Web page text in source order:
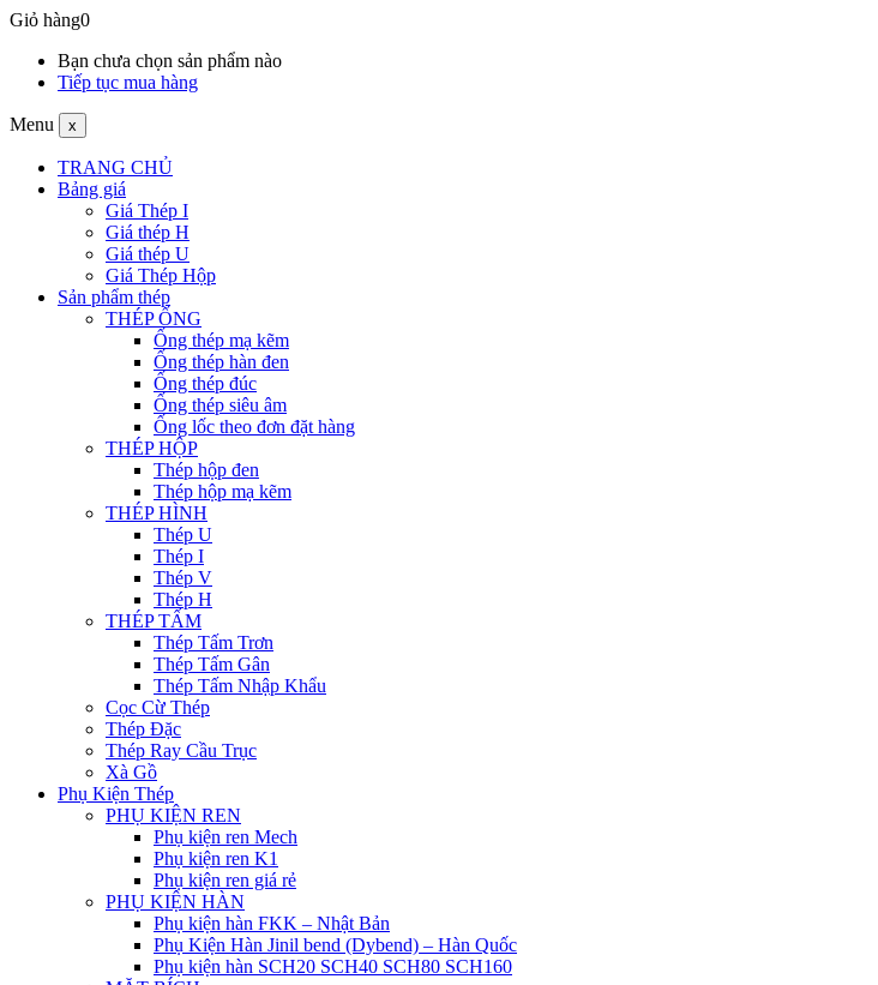
Giỏ hàng0
Bạn chưa chọn sản phẩm nào
Tiếp tục mua hàng
Menu x
TRANG CHỦ
Bảng giá
Giá Thép I
Giá thép H
Giá thép U
Giá Thép Hộp
Sản phẩm thép
THÉP ỐNG
Ống thép mạ kẽm
Ống thép hàn đen
Ống thép đúc
Ống thép siêu âm
Ống lốc theo đơn đặt hàng
THÉP HỘP
Thép hộp đen
Thép hộp mạ kẽm
THÉP HÌNH
Thép U
Thép I
Thép V
Thép H
THÉP TẤM
Thép Tấm Trơn
Thép Tấm Gân
Thép Tấm Nhập Khẩu
Cọc Cừ Thép
Thép Đặc
Thép Ray Cầu Trục
Xà Gồ
Phụ Kiện Thép
PHỤ KIỆN REN
Phụ kiện ren Mech
Phụ kiện ren K1
Phụ kiện ren giá rẻ
PHỤ KIỆN HÀN
Phụ kiện hàn FKK – Nhật Bản
Phụ Kiện Hàn Jinil bend (Dybend) – Hàn Quốc
Phụ kiện hàn SCH20 SCH40 SCH80 SCH160